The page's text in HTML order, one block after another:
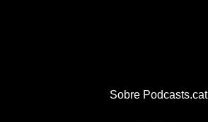
Sobre Podcasts.cat